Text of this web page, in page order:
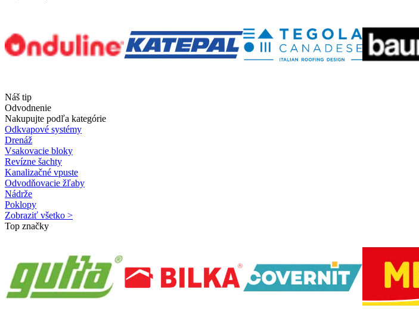
Náš tip
Odvodnenie
Nakupujte podľa kategórie
Odkvapové systémy
Drenáž
Vsakovacie bloky
Revízne šachty
Kanalizačné vpuste
Odvodňovacie žľaby
Nádrže
Poklopy
Zobraziť všetko >
Top značky